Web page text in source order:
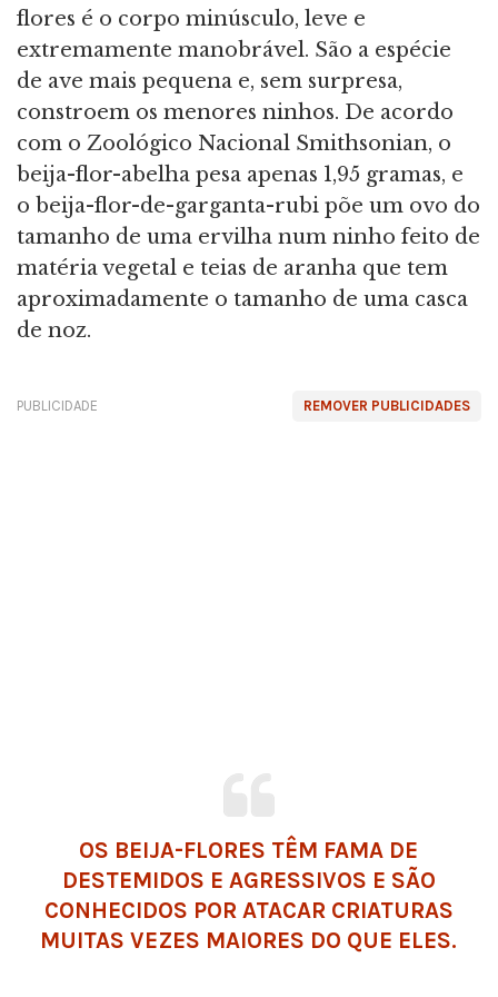
flores é o corpo minúsculo, leve e
extremamente manobrável. São a espécie
de ave mais pequena e, sem surpresa,
constroem os menores ninhos. De acordo
com o Zoológico Nacional Smithsonian, o
beija-flor-abelha pesa apenas 1,95 gramas, e
o beija-flor-de-garganta-rubi põe um ovo do
tamanho de uma ervilha num ninho feito de
matéria vegetal e teias de aranha que tem
aproximadamente o tamanho de uma casca
de noz.
REMOVER PUBLICIDADES
PUBLICIDADE
OS BEIJA-FLORES TÊM FAMA DE
DESTEMIDOS E AGRESSIVOS E SÃO
CONHECIDOS POR ATACAR CRIATURAS
MUITAS VEZES MAIORES DO QUE ELES.